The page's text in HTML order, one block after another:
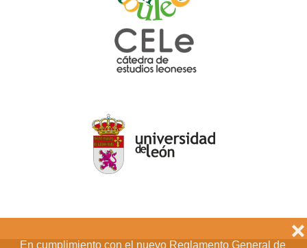
En cumplimiento con el nuevo Reglamento General de
❌